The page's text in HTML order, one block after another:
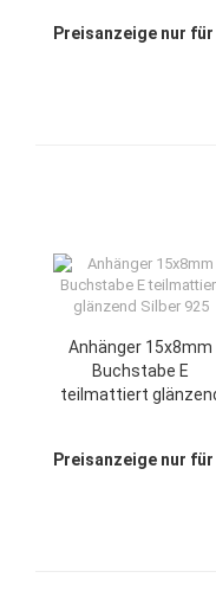
Preisanzeige nur
Anhänger 15x8mm
Buchstabe E
teilmattiert
Preisanzeige nur